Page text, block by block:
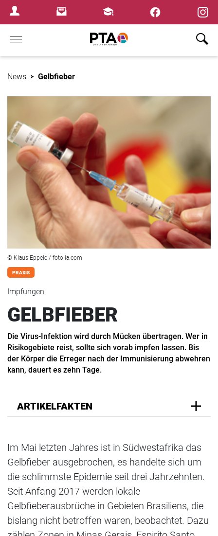
Login MenuNewsletterFortbildungen
Home
News Gelbfieber
© Klaus Eppele / fotolia.com
PRAXIS
Impfungen
GELBFIEBER
Die Virus-Infektion wird durch Mücken übertragen. Wer in
Risikogebiete reist, sollte sich vorab impfen lassen. Bis
der Körper die Erreger nach der Immunisierung abwehren
kann, dauert es zehn Tage.
ARTIKELFAKTEN
Im Mai letzten Jahres ist in Südwestafrika das
Gelbfieber ausgebrochen, es handelte sich um
die schlimmste Epidemie seit drei Jahrzehnten.
Seit Anfang 2017 werden lokale
Gelbfieberausbrüche in Gebieten Brasiliens, die
bislang nicht betroffen waren, beobachtet. Dazu
×